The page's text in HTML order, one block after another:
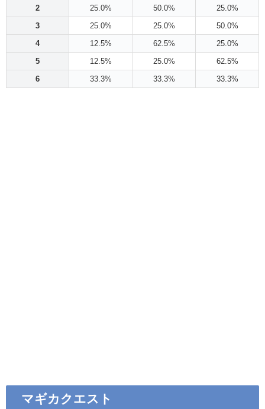
2
25.0% 50.0%
25.0%
3
25.0% 25.0%
50.0%
4
12.5% 62.5%
25.0%
5
12.5% 25.0%
62.5%
6
33.3% 33.3% 33.3%
マギカクエスト